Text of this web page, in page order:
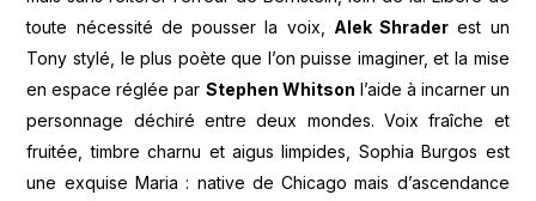
toute nécessité de pousser la voix, Alek Shrader est un
Tony stylé, le plus poète que l’on puisse imaginer, et la mise
en espace réglée par Stephen Whitson l’aide à incarner un
personnage déchiré entre deux mondes. Voix fraîche et
fruitée, timbre charnu et aigus limpides, Sophia Burgos est
une exquise Maria : native de Chicago mais d’ascendance